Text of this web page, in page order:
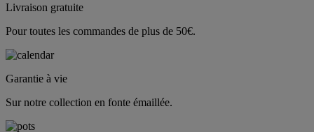
Livraison gratuite
Pour toutes les commandes de plus de 50€.
Garantie à vie
Sur notre collection en fonte émaillée.